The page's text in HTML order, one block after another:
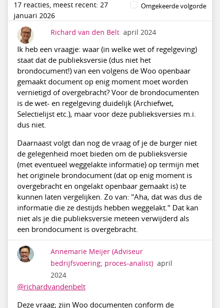
17 reacties, meest recent: 27
januari 2026
Omgekeerde volgorde
Richard van den Belt april 2024
Ik heb een vraagje: waar (in welke wet of regelgeving)
staat dat de publieksversie (dus niet het
brondocument!) van een volgens de Woo openbaar
gemaakt document op enig moment moet worden
vernietigd of overgebracht? Voor de brondocumenten
is de wet- en regelgeving duidelijk (Archiefwet,
Selectielijst etc.), maar voor deze publieksversies m.i.
dus niet.
Daarnaast volgt dan nog de vraag of je de burger niet
de gelegenheid moet bieden om de publieksversie
(met eventueel weggelakte informatie) op termijn met
het originele brondocument (dat op enig moment is
overgebracht en ongelakt openbaar gemaakt is) te
kunnen laten vergelijken. Zo van: "Aha, dat was dus de
informatie die ze destijds hebben weggelakt." Dat kan
niet als je die publieksversie meteen verwijderd als
een brondocument is overgebracht.
Annemarie Meijer (Adviseur
bedrijfsvoering; proces-analist) april
2024
@richardvandenbelt
Deze vraag; zijn Woo documenten conform de